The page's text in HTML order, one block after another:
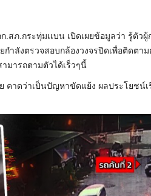
ภ.กระทุ่มเเบน เปิดเผยข้อมูลว่า รู้ตัว
ำลังตรวจสอบกล้องวงจรปิดเพื่อติดตา
มารถตามตัวได้เร็วๆนี้
คาดว่าเป็นปัญหาขัดแย้ง ผลประโยชน์เ